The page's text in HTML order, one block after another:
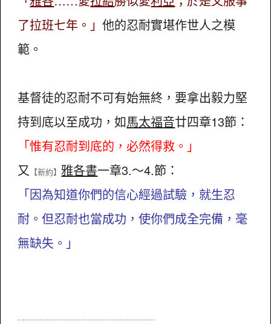
了拉班七年。」他的忍耐實堪作世人之模
範。
基督徒的忍耐不可有始無終，要拿出毅力堅
持到底以至成功，如馬太福音廿四章13節：
「惟有忍耐到底的，必然得救。」
又 【新約】雅各書一章3.～4.節：
「因為知道你們的信心經過試驗，就生忍
耐。但忍耐也當成功，使你們成全完備，毫
無缺失。」
.........................................................